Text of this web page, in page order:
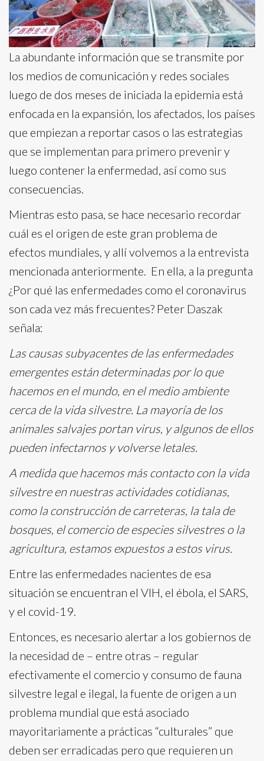
La abundante información que se transmite por
los medios de comunicación y redes sociales
luego de dos meses de iniciada la epidemia está
enfocada en la expansión, los afectados, los países
que empiezan a reportar casos o las estrategias
que se implementan para primero prevenir y
luego contener la enfermedad, así como sus
consecuencias.
Mientras esto pasa, se hace necesario recordar
cuál es el origen de este gran problema de
efectos mundiales, y allí volvemos a la entrevista
mencionada anteriormente. En ella, a la pregunta
¿Por qué las enfermedades como el coronavirus
son cada vez más frecuentes? Peter Daszak
señala:
Las causas subyacentes de las enfermedades
emergentes están determinadas por lo que
hacemos en el mundo, en el medio ambiente
cerca de la vida silvestre. La mayoría de los
animales salvajes portan virus, y algunos de ellos
pueden infectarnos y volverse letales.
A medida que hacemos más contacto con la vida
silvestre en nuestras actividades cotidianas,
como la construcción de carreteras, la tala de
bosques, el comercio de especies silvestres o la
agricultura, estamos expuestos a estos virus.
Entre las enfermedades nacientes de esa
situación se encuentran el VIH, el ébola, el SARS,
y el covid-19.
Entonces, es necesario alertar a los gobiernos de
la necesidad de – entre otras – regular
efectivamente el comercio y consumo de fauna
silvestre legal e ilegal, la fuente de origen a un
problema mundial que está asociado
mayoritariamente a prácticas “culturales” que
deben ser erradicadas pero que requieren un